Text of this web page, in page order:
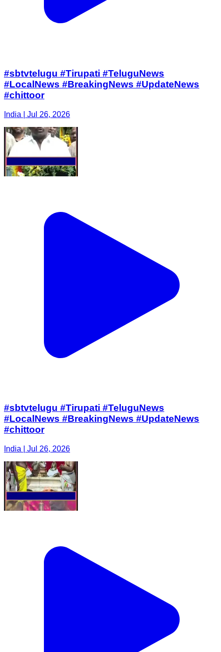
#sbtvtelugu #Tirupati #TeluguNews
#LocalNews #BreakingNews #UpdateNews
#chittoor
India | Jul 26, 2026
#sbtvtelugu #Tirupati #TeluguNews
#LocalNews #BreakingNews #UpdateNews
#chittoor
India | Jul 26, 2026